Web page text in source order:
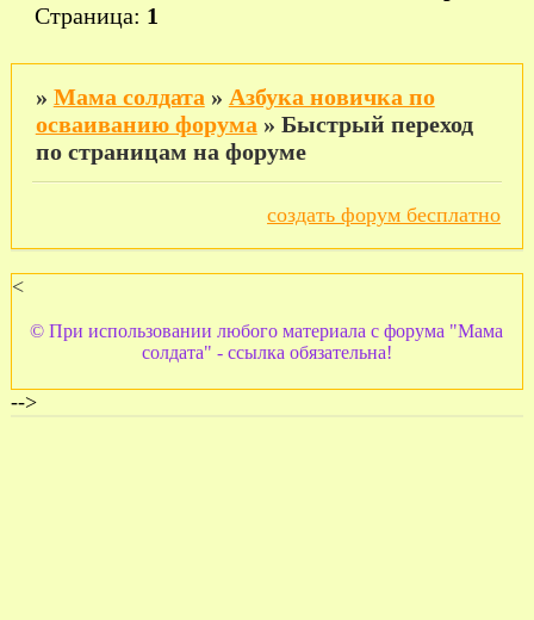
Страница: 1
» Мама солдата » Азбука новичка по
осваиванию форума » Быстрый переход
по страницам на форуме
создать форум бесплатно
<
© При использовании любого материала с форума "Мама
солдата" - ссылка обязательна!
-->